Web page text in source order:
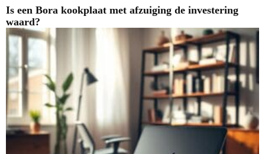
Is een Bora kookplaat met afzuiging de investering
waard?